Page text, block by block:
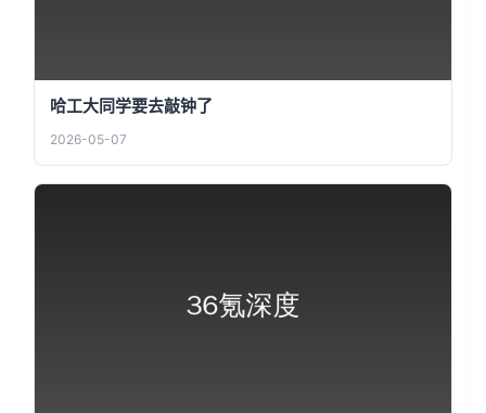
哈工大同学要去敲钟了
2026-05-07